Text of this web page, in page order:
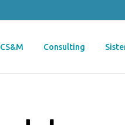
CS&M Consulting